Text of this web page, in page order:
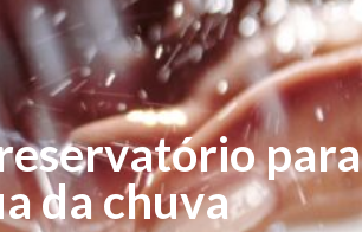
para
da chuva